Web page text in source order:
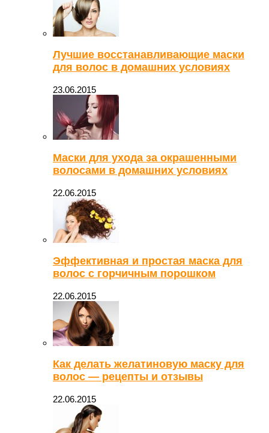
Лучшие восстанавливающие маски
для волос в домашних условиях
23.06.2015
Маски для ухода за окрашенными
волосами в домашних условиях
22.06.2015
Эффективная и простая маска для
волос с горчичным порошком
22.06.2015
Как делать желатиновую маску для
волос — рецепты и отзывы
22.06.2015